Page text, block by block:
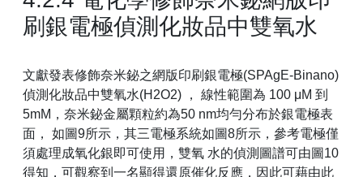
刷銀電極偵測化妝品中雙氧水
文獻發表修飾奈米鉍之網版印刷銀電極(SPAgE-Binano)
偵測化妝品中雙氧水(H2O2) ， 線性範圍為 100 μM 到
5mM，奈米鉍金屬顆粒約為50 nm均勻分布於銀電極表
面， 如圖9所示，其三電極系統如圖8所示，參考電極僅
須處理成氧化銀即可使用，雙氧 水的偵測圖譜可由圖10
得知，可觀察到一名顯得還原催化反應，因此可藉由此